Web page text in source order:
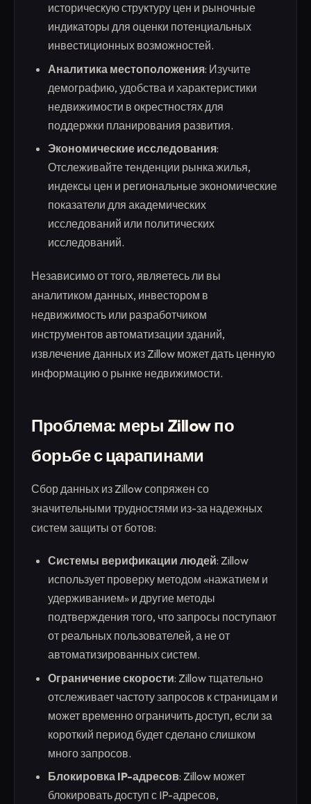
историческую структуру цен и рыночные
индикаторы для оценки потенциальных
инвестиционных возможностей.
Аналитика местоположения: Изучите
демографию, удобства и характеристики
недвижимости в окрестностях для
поддержки планирования развития.
Экономические исследования:
Отслеживайте тенденции рынка жилья,
индексы цен и региональные экономические
показатели для академических
исследований или политических
исследований.
Независимо от того, являетесь ли вы
аналитиком данных, инвестором в
недвижимость или разработчиком
инструментов автоматизации зданий,
извлечение данных из Zillow может дать ценную
информацию о рынке недвижимости.
Проблема: меры Zillow по
борьбе с царапинами
Сбор данных из Zillow сопряжен со
значительными трудностями из-за надежных
систем защиты от ботов:
Системы верификации людей: Zillow
использует проверку методом «нажатием и
удерживанием» и другие методы
подтверждения того, что запросы поступают
от реальных пользователей, а не от
автоматизированных систем.
Ограничение скорости: Zillow тщательно
отслеживает частоту запросов к страницам и
может временно ограничить доступ, если за
короткий период будет сделано слишком
много запросов.
Блокировка IP-адресов: Zillow может
блокировать доступ с IP-адресов,